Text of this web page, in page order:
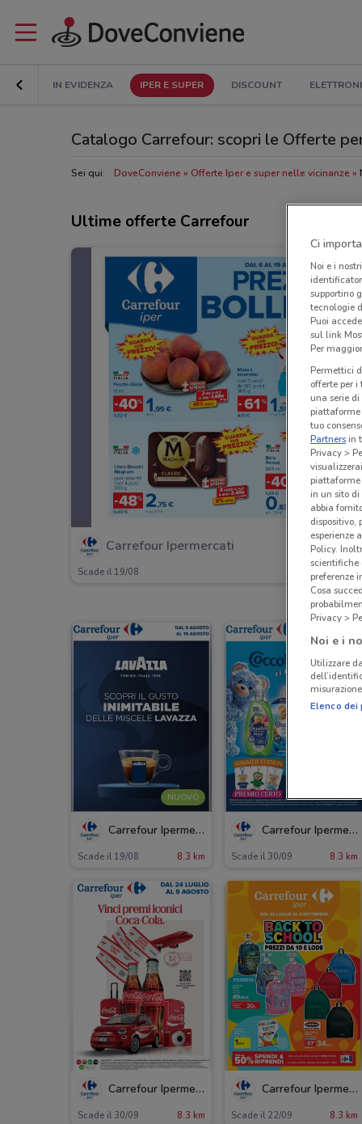
IN EVIDENZA IPER E SUPER DISCOUNT
Catalogo Carrefour: scopri le Offerte
Sei qui: DoveConviene Offerte Iper e super nelle vicinanze
Ultime offerte Carrefour
Carrefour Ipermercati
Scade il 19/08
NUOVO
Carrefour Ipermercati
Scade il 19/08 8.3 km
Carrefour Ipermercati
Scade il 30/09 8.3 km
Carrefour Ipermercati
Scade il 30/09 8.3 km
Carrefour Ipermercati
Scade il 22/09 8.3 km
Ci
Noi e i
supportino
tecnologie
Puoi
sul link
Per
Permettici
offerte per
una serie
piattaforme
tuo
Partnersin
Privacy >
piattaforme
in un sito
abbia
dispositivo,
esperienze
Policy.
scientifiche
preferenze
Cosa
Privacy >
Noi e i
Utilizzare
Elenco dei